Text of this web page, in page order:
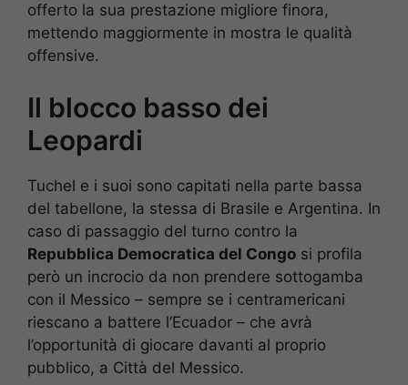
offerto la sua prestazione migliore finora,
mettendo maggiormente in mostra le qualità
offensive.
Il blocco basso dei
Leopardi
Tuchel e i suoi sono capitati nella parte bassa
del tabellone, la stessa di Brasile e Argentina. In
caso di passaggio del turno contro la
Repubblica Democratica del Congo si profila
però un incrocio da non prendere sottogamba
con il Messico – sempre se i centramericani
riescano a battere l’Ecuador – che avrà
l’opportunità di giocare davanti al proprio
pubblico, a Città del Messico.